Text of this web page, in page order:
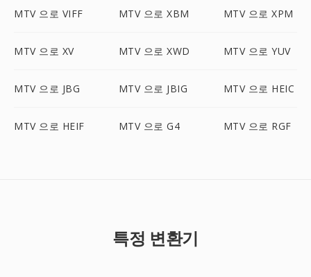
MTV 으로 VIFF MTV 으로 XBM MTV 으로 XPM
MTV 으로 XV MTV 으로 XWD MTV 으로 YUV
MTV 으로 JBG MTV 으로 JBIG MTV 으로 HEIC
MTV 으로 HEIF MTV 으로 G4 MTV 으로 RGF
특정 변환기